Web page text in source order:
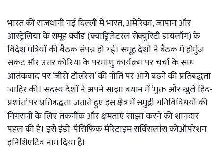
भारत की राजधानी नई दिल्ली में भारत, अमेरिका, जापान और
आस्ट्रेलिया के समूह क्वॉड (क्वाड्रिलेटरल सेक्युरिटी डायलॉग) के
विदेश मंत्रियों की बैठक संपन्न हो गई। समूह देशों ने बैठक में होर्मुज
संकट और उत्तर कोरिया के परमाणु कार्यक्रम पर चर्चा के साथ
आतंकवाद पर ‘जीरो टॉलरेंस’ की नीति पर आगे बढ़ने की प्रतिबद्धता
जाहिर की। सदस्य देशों ने अपने साझा बयान में ‘मुक्त और खुले हिंद-
प्रशांत’ पर प्रतिबद्धता जताते हुए इस क्षेत्र में समुद्री गतिविविधयों की
निगरानी के लिए तकनीक और क्षमताएं साझा करने की शानदार
पहल की है। इसे इंडो-पैसिफिक मैरिटाइम सर्विसलांस कोऑपरेशन
इनिशिएटिव नाम दिया है।